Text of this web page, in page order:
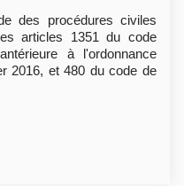
des procédures civiles
articles 1351 du code
à l'ordonnance
2016, et 480 du code de